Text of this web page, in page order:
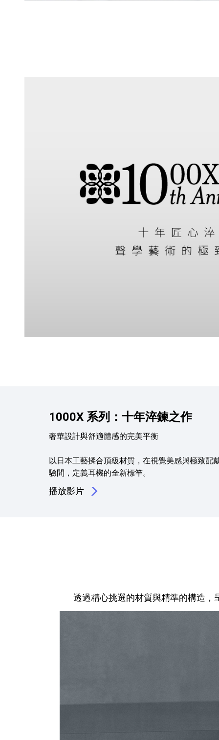
1000X 系列：十年淬鍊之作
奢華設計與舒適體感的完美平衡
以日本工藝揉合頂級材質，在視覺美感與極致配
驗間，定義耳機的全新標竿。
播放影片
透過精心挑選的材質與精準的構造